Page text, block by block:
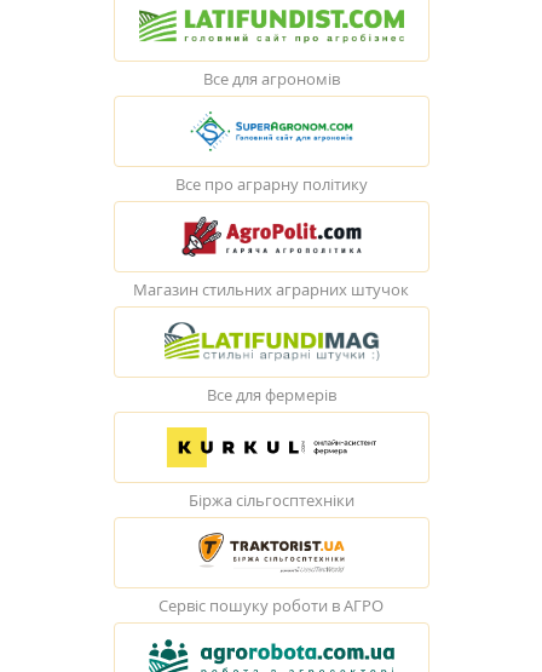
Все для агрономів
Все про аграрну політику
Магазин стильних аграрних штучок
Все для фермерів
Біржа сільгосптехніки
Сервіс пошуку роботи в АГРО